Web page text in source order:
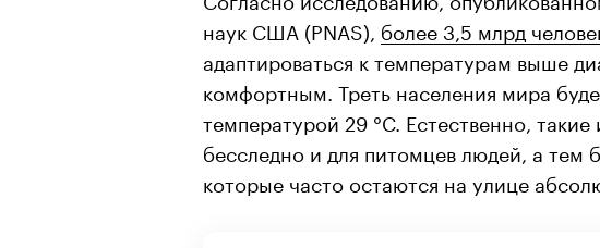
наук США (PNAS), более 3,5 млрд
адаптироваться к температурам выше
комфортным. Треть населения мира
температурой 29 °C. Естественно,
бесследно и для питомцев людей, а тем
которые часто остаются на улице